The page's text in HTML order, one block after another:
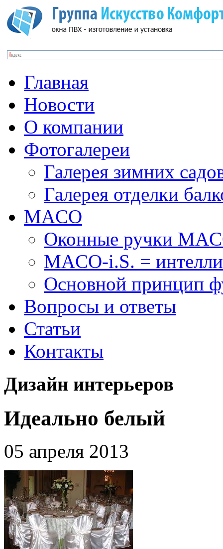
Главная
Новости
О компании
Фотогалереи
Галерея зимних
Галерея отделки
MACO
Оконные ручки
MACO-i.S. =
Основной принцип
Вопросы и ответы
Статьи
Контакты
Дизайн интерьеров
Идеально белый
05 апреля 2013